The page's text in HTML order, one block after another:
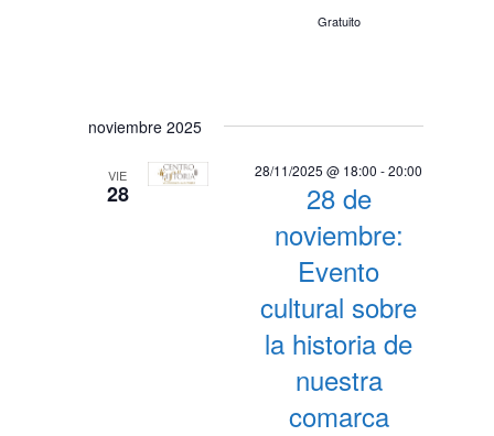
Gratuito
noviembre 2025
VIE
28
28 de
noviembre:
Evento
cultural sobre
la historia de
nuestra
comarca
28/11/2025 @ 18:00 -20:00